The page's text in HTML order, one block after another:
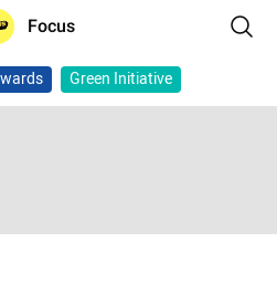
Focus
Green Initiative